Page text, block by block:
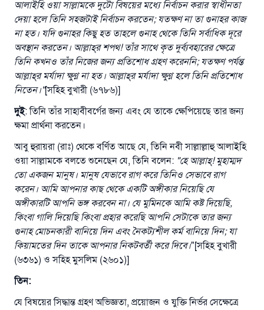
আলাইহি ওয়া সাল্লামকে দুটো বিষয়ের মধ্যে নির্বাচন করার স্বাধীনতা
দেয়া হলে তিনি সহজটাই নির্বাচন করতেন;যতক্ষণ না তা গুনাহর কাজ
না হত। যদি গুনাহর কিছু হত তাহলে গুনাহ থেকে তিনি সর্বাধিক দূরে
অবস্থান করতেন। আল্লাহ্র শপথ!তাঁর সাথে কৃত দুর্ব্যবহারের ক্ষেত্রে
তিনি কখনও তাঁর নিজের জন্য প্রতিশোধ গ্রহণ করেননি; যতক্ষণ পর্যন্ত
আল্লাহ্র মর্যাদা ক্ষুণ্ণ না হত। আল্লাহ্‌র মর্যাদা ক্ষুণ্ণ হলে তিনি প্রতিশোধ
নিতেন।"[সহিহ বুখারী (৬৭৮৬)]
দুই: তিনি তাঁর সাহাবীবর্গের জন্য এবং যে তাকে ক্ষেপিয়েছে তার জন্য
ক্ষমা প্রার্থনা করতেন।
আবু হুরায়রা (রাঃ) থেকে বর্ণিত আছে যে, তিনি নবী সাল্লাল্লাহু আলাইহি
ওয়া সাল্লামকে বলতে শুনেছেন যে, তিনি বলেন: "হে আল্লাহ্‌!মুহাম্মদ
তো একজন মানুষ। মানুষ যেভাবে রাগ করে তিনিও সেভাবে রাগ
করেন। আমি আপনার কাছ থেকে একটি অঙ্গীকার নিয়েছি যে
অঙ্গীকারটি আপনি ভঙ্গ করবেন না। যে মুমিনকে আমি কষ্ট দিয়েছি,
কিংবা গালি দিয়েছি কিংবা প্রহার করেছি আপনি সেটাকে তার জন্য
গুনাহ মোচনকারী বানিয়ে দিন এবং নৈকট্যশীল কর্ম বানিয়ে দিন; যা
কিয়ামতের দিন তাকে আপনার নিকটবর্তী করে দিবে।"[সহিহ বুখারী
(৬৩৬১) ও সহিহ মুসলিম (২৬০১)]
তিন:
যে বিষয়ের সিদ্ধান্ত গ্রহণ অভিজ্ঞতা, প্রয়োজন ও যুক্তি নির্ভর সেক্ষেত্রে
উত্তর নম্বর ১১০৮৪৫ একটি বিবাহ রক্ষা
করেছিল।
উম্মাহকে উত্তর দিতে আমাদেরকে সহযোগিতা করুন
রাসূল সাল্লাল্লাহু আলাইহি ওয়া সাল্লাম বলেছেন
যে ব্যক্তি সৎ কর্মের পথ দেখাবে সে সৎকর্মকারীর সমান
এখনই শরীক হোন